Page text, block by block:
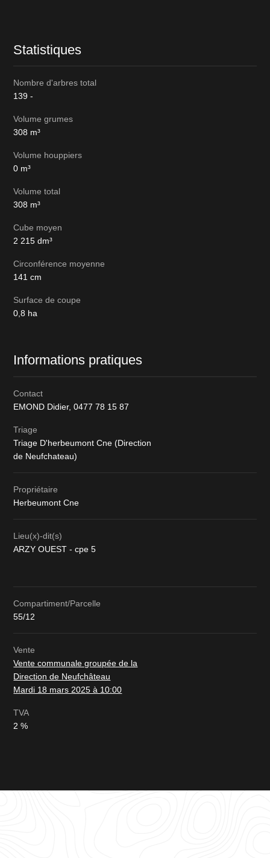
Statistiques
Nombre d'arbres total
139 -
Volume grumes
308 m³
Volume houppiers
0 m³
Volume total
308 m³
Cube moyen
2 215 dm³
Circonférence moyenne
141 cm
Surface de coupe
0,8 ha
Informations pratiques
Contact
EMOND Didier,0477 78 15 87
Triage
Triage D'herbeumont Cne (Direction
de Neufchateau)
Propriétaire
Herbeumont Cne
Lieu(x)-dit(s)
ARZY OUEST - cpe 5
Compartiment/Parcelle
55/12
Vente
Vente communale groupée de la
Direction de Neufchâteau
Mardi 18 mars 2025 à 10:00
TVA
2 %